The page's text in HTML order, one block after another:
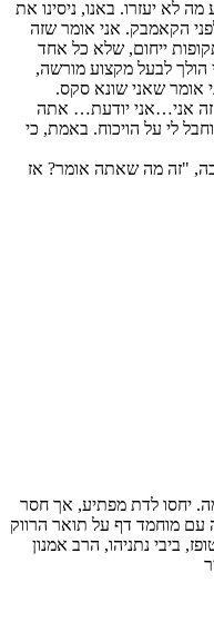
לא יעזרו. באנו, ניסינו את
הקאמבק. אני אומר שזה
ייחום, שלא כל אחד
הולך לבעל מקצוע מורשה,
אומר שאני שונא סקס.
אני…אני יודעת… אתה
לי על הויכוח. באמת, כי
"זה מה שאתה אומר? אז
יחסו לדת מפתיע, אך חסר
עם מוחמד דף על תואר הרווק
ביבי נתניהו, הרב אמנון